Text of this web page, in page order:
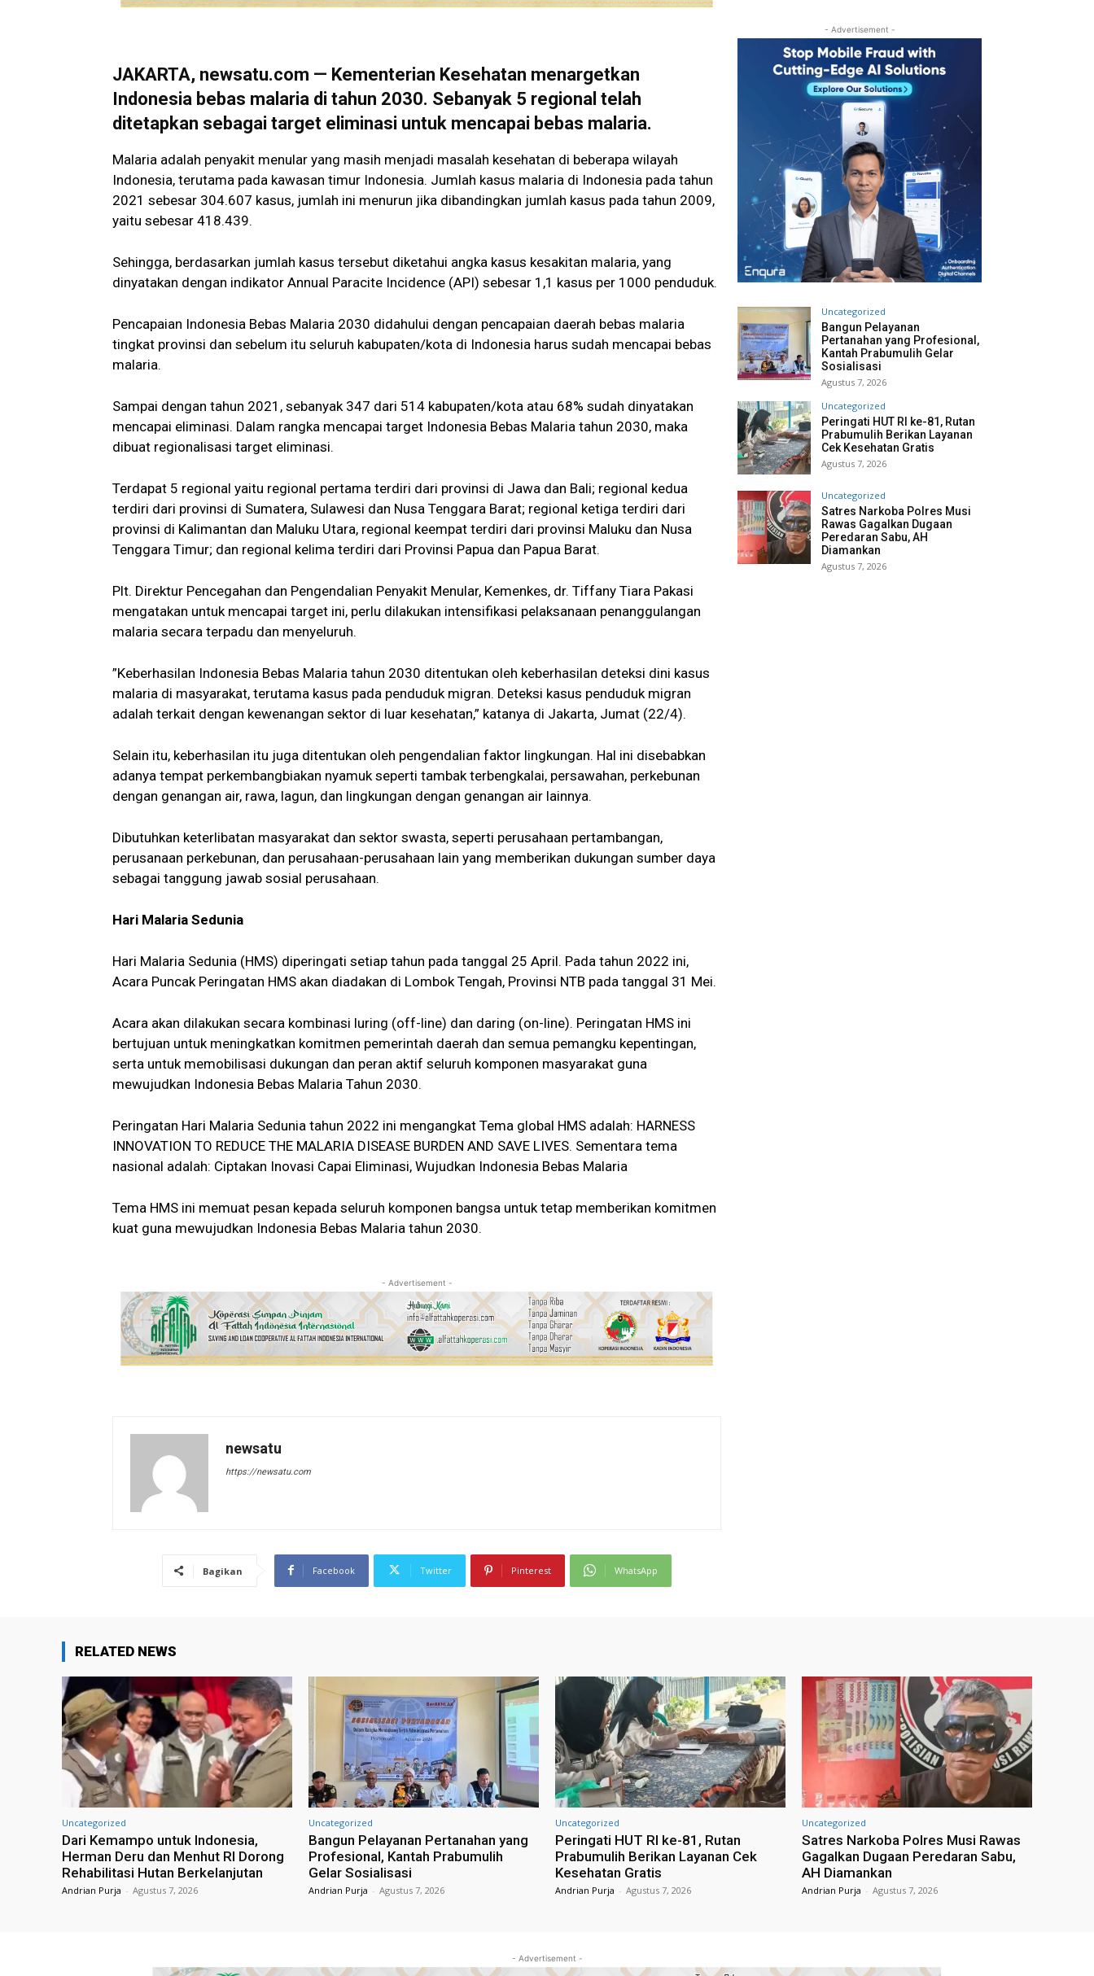
JAKARTA, newsatu.com — Kementerian Kesehatan menargetkan
Indonesia bebas malaria di tahun 2030. Sebanyak 5 regional telah
ditetapkan sebagai target eliminasi untuk mencapai bebas malaria.
Malaria adalah penyakit menular yang masih menjadi masalah kesehatan di beberapa wilayah
Indonesia, terutama pada kawasan timur Indonesia. Jumlah kasus malaria di Indonesia pada tahun
2021 sebesar 304.607 kasus, jumlah ini menurun jika dibandingkan jumlah kasus pada tahun 2009,
yaitu sebesar 418.439.
Sehingga, berdasarkan jumlah kasus tersebut diketahui angka kasus kesakitan malaria, yang
dinyatakan dengan indikator Annual Paracite Incidence (API) sebesar 1,1 kasus per 1000 penduduk.
Pencapaian Indonesia Bebas Malaria 2030 didahului dengan pencapaian daerah bebas malaria
tingkat provinsi dan sebelum itu seluruh kabupaten/kota di Indonesia harus sudah mencapai bebas
malaria.
Sampai dengan tahun 2021, sebanyak 347 dari 514 kabupaten/kota atau 68% sudah dinyatakan
mencapai eliminasi. Dalam rangka mencapai target Indonesia Bebas Malaria tahun 2030, maka
dibuat regionalisasi target eliminasi.
Terdapat 5 regional yaitu regional pertama terdiri dari provinsi di Jawa dan Bali; regional kedua
terdiri dari provinsi di Sumatera, Sulawesi dan Nusa Tenggara Barat; regional ketiga terdiri dari
provinsi di Kalimantan dan Maluku Utara, regional keempat terdiri dari provinsi Maluku dan Nusa
Tenggara Timur; dan regional kelima terdiri dari Provinsi Papua dan Papua Barat.
Plt. Direktur Pencegahan dan Pengendalian Penyakit Menular, Kemenkes, dr. Tiffany Tiara Pakasi
mengatakan untuk mencapai target ini, perlu dilakukan intensifikasi pelaksanaan penanggulangan
malaria secara terpadu dan menyeluruh.
”Keberhasilan Indonesia Bebas Malaria tahun 2030 ditentukan oleh keberhasilan deteksi dini kasus
malaria di masyarakat, terutama kasus pada penduduk migran. Deteksi kasus penduduk migran
adalah terkait dengan kewenangan sektor di luar kesehatan,” katanya di Jakarta, Jumat (22/4).
Selain itu, keberhasilan itu juga ditentukan oleh pengendalian faktor lingkungan. Hal ini disebabkan
adanya tempat perkembangbiakan nyamuk seperti tambak terbengkalai, persawahan, perkebunan
dengan genangan air, rawa, lagun, dan lingkungan dengan genangan air lainnya.
Dibutuhkan keterlibatan masyarakat dan sektor swasta, seperti perusahaan pertambangan,
perusanaan perkebunan, dan perusahaan-perusahaan lain yang memberikan dukungan sumber daya
sebagai tanggung jawab sosial perusahaan.
Hari Malaria Sedunia
Hari Malaria Sedunia (HMS) diperingati setiap tahun pada tanggal 25 April. Pada tahun 2022 ini,
Acara Puncak Peringatan HMS akan diadakan di Lombok Tengah, Provinsi NTB pada tanggal 31 Mei.
Acara akan dilakukan secara kombinasi luring (off-line) dan daring (on-line). Peringatan HMS ini
bertujuan untuk meningkatkan komitmen pemerintah daerah dan semua pemangku kepentingan,
serta untuk memobilisasi dukungan dan peran aktif seluruh komponen masyarakat guna
mewujudkan Indonesia Bebas Malaria Tahun 2030.
Peringatan Hari Malaria Sedunia tahun 2022 ini mengangkat Tema global HMS adalah: HARNESS
INNOVATION TO REDUCE THE MALARIA DISEASE BURDEN AND SAVE LIVES. Sementara tema
nasional adalah: Ciptakan Inovasi Capai Eliminasi, Wujudkan Indonesia Bebas Malaria
Tema HMS ini memuat pesan kepada seluruh komponen bangsa untuk tetap memberikan komitmen
kuat guna mewujudkan Indonesia Bebas Malaria tahun 2030.
- Advertisement -
newsatu
https://newsatu.com
Bagikan Facebook Twitter Pinterest WhatsApp
- Advertisement -
Uncategorized
Bangun Pelayanan
Pertanahan yang Profesional,
Kantah Prabumulih Gelar
Sosialisasi
Agustus 7, 2026
Uncategorized
Peringati HUT RI ke-81, Rutan
Prabumulih Berikan Layanan
Cek Kesehatan Gratis
Agustus 7, 2026
Uncategorized
Satres Narkoba Polres Musi
Rawas Gagalkan Dugaan
Peredaran Sabu, AH
Diamankan
Agustus 7, 2026
RELATED NEWS
Uncategorized
Dari Kemampo untuk Indonesia,
Herman Deru dan Menhut RI Dorong
Rehabilitasi Hutan Berkelanjutan
Andrian Purja - Agustus 7, 2026
Uncategorized
Bangun Pelayanan Pertanahan yang
Profesional, Kantah Prabumulih
Gelar Sosialisasi
Andrian Purja - Agustus 7, 2026
Uncategorized
Peringati HUT RI ke-81, Rutan
Prabumulih Berikan Layanan Cek
Kesehatan Gratis
Andrian Purja - Agustus 7, 2026
Uncategorized
Satres Narkoba Polres Musi Rawas
Gagalkan Dugaan Peredaran Sabu,
AH Diamankan
Andrian Purja - Agustus 7, 2026
- Advertisement -